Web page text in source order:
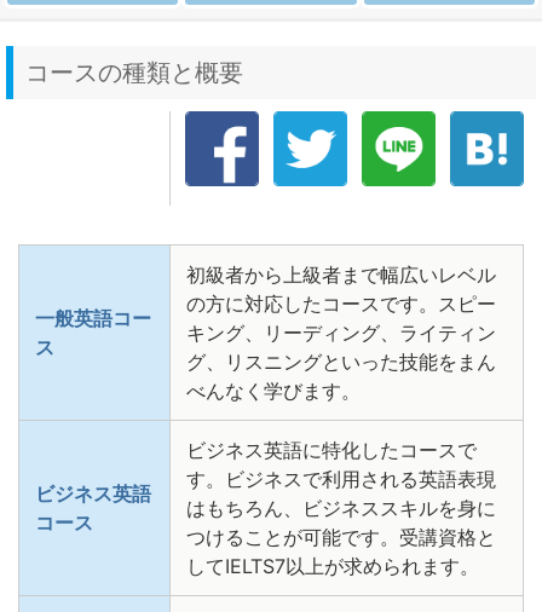
コースの種類と概要
一般英語コー
ス
初級者から上級者まで幅広いレベル
の方に対応したコースです。スピー
キング、リーディング、ライティン
グ、リスニングといった技能をまん
べんなく学びます。
ビジネス英語
コース
ビジネス英語に特化したコースで
す。ビジネスで利用される英語表現
はもちろん、ビジネススキルを身に
つけることが可能です。受講資格と
してIELTS7以上が求められます。